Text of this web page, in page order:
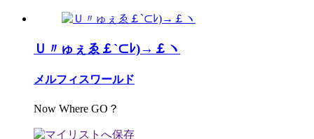
Ｕ〃ゅぇゑ￡`⊂ﾚ)→￡ヽ
メルフィスワールド
Now Where GO？